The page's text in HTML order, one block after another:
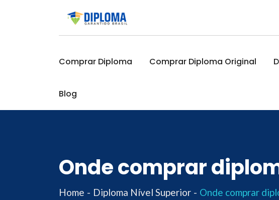
Comprar Diploma Comprar Diploma Original
Blog
Onde comprar
Home Diploma Nível Superior Onde comprar